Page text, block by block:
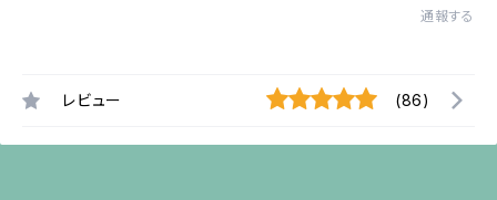
通報する
レビュー (86)